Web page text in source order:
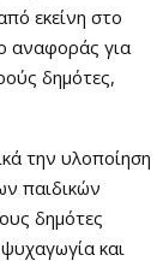
εκείνη στο
αναφοράς για
δημότες,
την υλοποίηση
παιδικών
δημότες
και